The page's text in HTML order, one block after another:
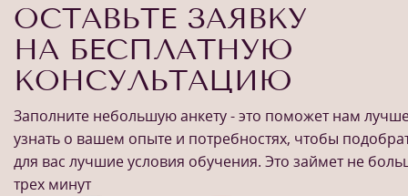
ОСТАВЬТЕ ЗАЯВКУ
НА БЕСПЛАТНУЮ
КОНСУЛЬТАЦИЮ
Заполните небольшую анкету - это поможет нам
узнать о вашем опыте и потребностях, чтобы
для вас лучшие условия обучения. Это займет не
трех минут